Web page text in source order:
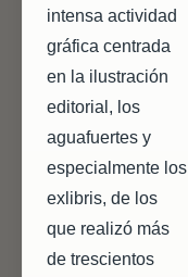
intensa actividad
gráfica centrada
en la ilustración
editorial, los
aguafuertes y
especialmente los
exlibris, de los
que realizó más
de trescientos